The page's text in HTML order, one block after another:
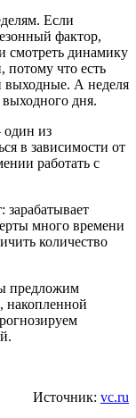
Если
фактор,
смотреть динамику
потому что есть
выходные. А неделя
дня.
один из
в зависимости от
работать с
много времени
количество
предложим
накопленной
Источник: vc.ru